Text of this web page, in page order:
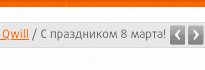
Qwill/ С праздником 8 марта!